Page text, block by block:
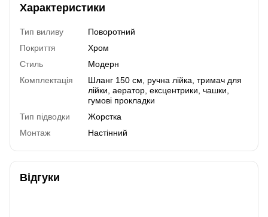
Характеристики
Тип виливу
Поворотний
Покриття
Хром
Стиль
Модерн
Комплектація
Шланг 150 см, ручна лійка, тримач для
лійки, аератор, ексцентрики, чашки,
гумові прокладки
Тип підводки
Жорстка
Монтаж
Настінний
Відгуки